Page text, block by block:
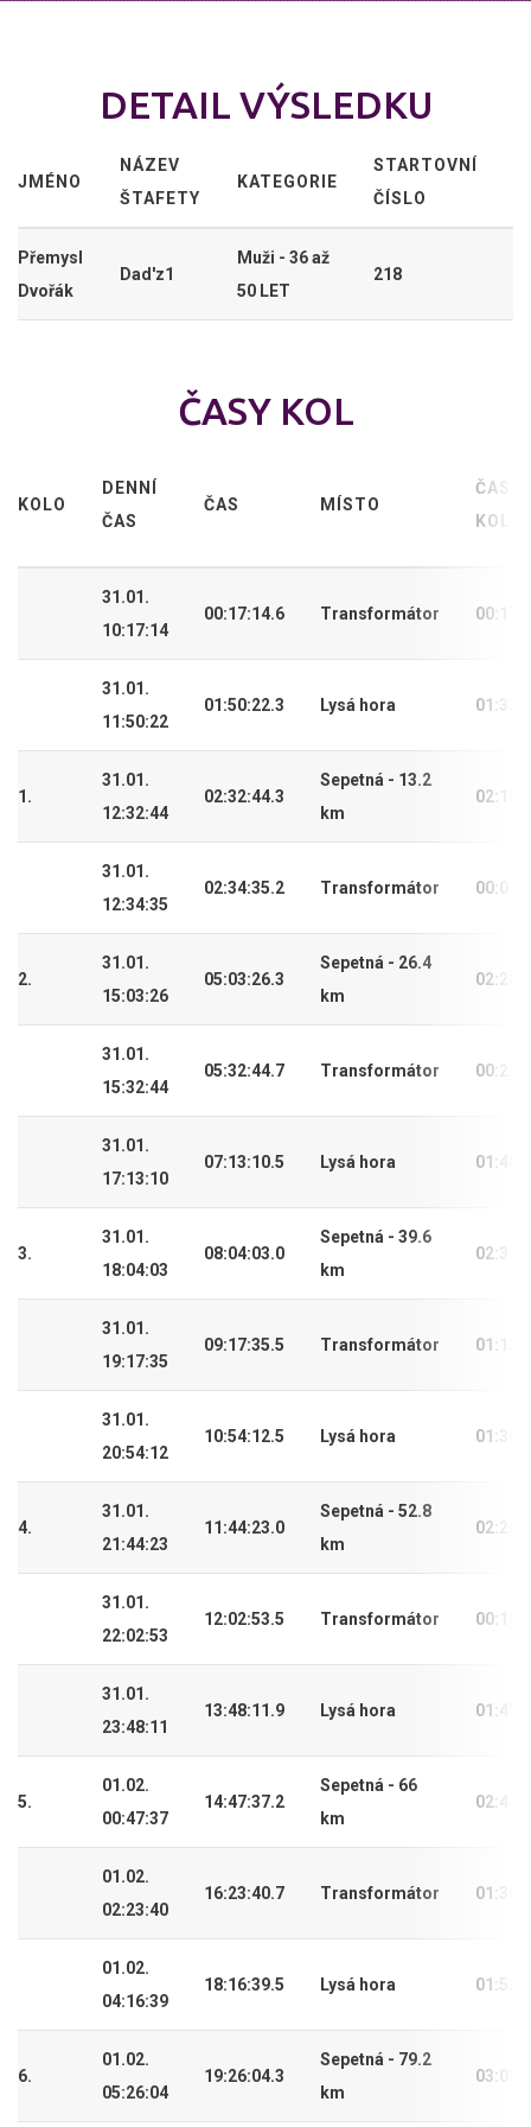
DETAIL VÝSLEDKU
JMÉNO
NÁZEV
ŠTAFETY
KATEGORIE
STARTOVNÍ
ČÍSLO
Přemysl
Dvořák
Dad'z1
Muži - 36 až
50 LET
218
ČASY KOL
KOLO
DENNÍ
ČAS
ČAS MÍSTO
ČAS
KOLA
31.01.
10:17:14
00:17:14.6 Transformátor
31.01.
11:50:22
01:50:22.3 Lysá hora
1.
31.01.
12:32:44
02:32:44.3
Sepetná - 13.2
km
31.01.
12:34:35
02:34:35.2 Transformátor
2.
31.01.
15:03:26
05:03:26.3
Sepetná - 26.4
km
31.01.
15:32:44
05:32:44.7 Transformátor
31.01.
17:13:10
07:13:10.5 Lysá hora
3.
31.01.
18:04:03
08:04:03.0
Sepetná - 39.6
km
31.01.
19:17:35
09:17:35.5 Transformátor
31.01.
20:54:12
10:54:12.5 Lysá hora
4.
31.01.
21:44:23
11:44:23.0
Sepetná - 52.8
km
31.01.
22:02:53
12:02:53.5 Transformátor
31.01.
23:48:11
13:48:11.9 Lysá hora
5.
01.02.
00:47:37
14:47:37.2
Sepetná - 66
km
01.02.
02:23:40
16:23:40.7 Transformátor
01.02.
04:16:39
18:16:39.5 Lysá hora
6.
01.02.
05:26:04
19:26:04.3
Sepetná - 79.2
km